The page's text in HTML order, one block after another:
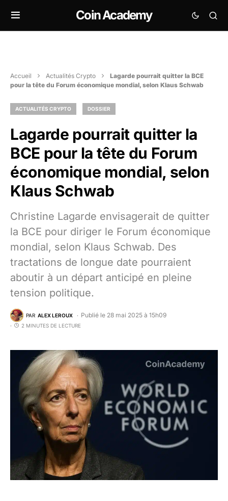
Coin Academy
Accueil Actualités Crypto
Lagarde pourrait quitter la BCE
pour la tête du Forum économique mondial, selon Klaus Schwab
ACTUALITÉS CRYPTO DOSSIER
Lagarde pourrait quitter la
BCE pour la tête du Forum
économique mondial, selon
Klaus Schwab
Christine Lagarde envisagerait de quitter
la BCE pour diriger le Forum économique
mondial, selon Klaus Schwab. Des
tractations de longue date pourraient
aboutir à un départ anticipé en pleine
tension politique.
PAR ALEX LEROUX Publié le 28 mai 2025 à 15h09
2 MINUTES DE LECTURE